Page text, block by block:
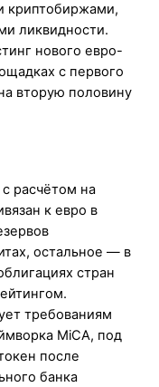
криптобиржами,
ликвидности.
нового евро-
с первого
вторую половину
расчётом на
к евро в
остальное — в
стран
требованиям
MiCA, под
после
банка